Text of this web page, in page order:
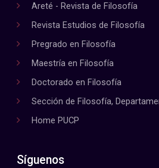
Areté - Revista de Filosofía
Revista Estudios de Filosofía
Pregrado en Filosofía
Maestría en Filosofía
Doctorado en Filosofía
Sección de Filosofía,
Home PUCP
Síguenos